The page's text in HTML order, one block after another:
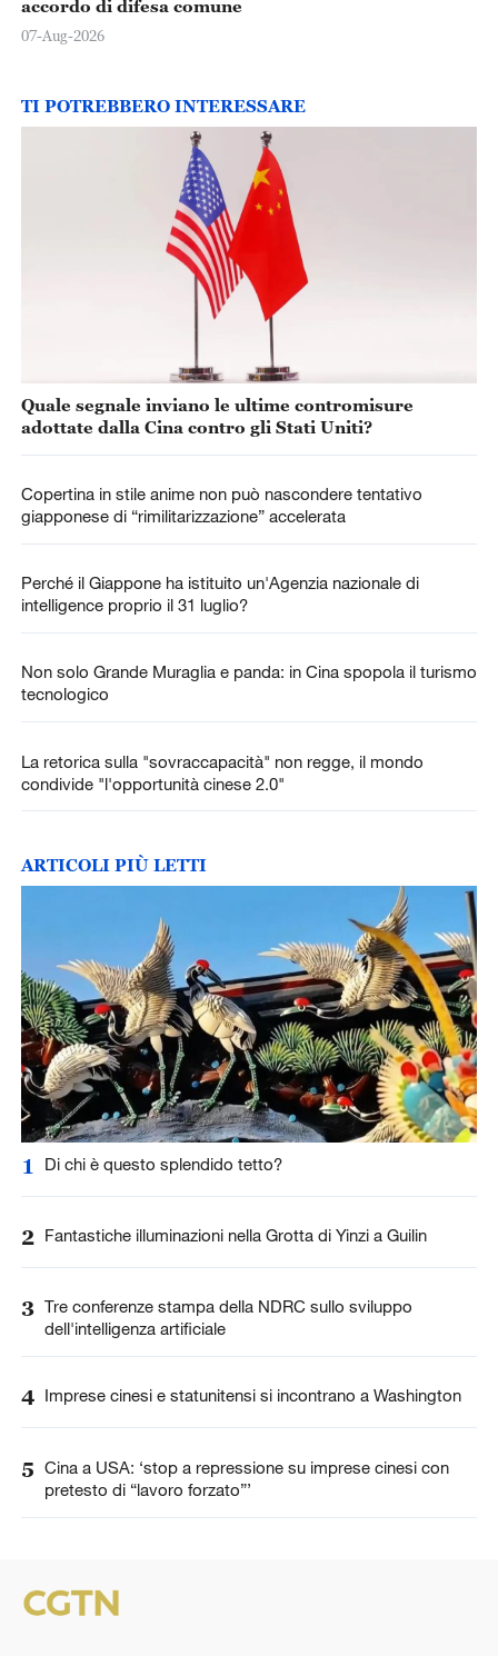
accordo di difesa comune
07-Aug-2026
TI POTREBBERO INTERESSARE
Quale segnale inviano le ultime contromisure
adottate dalla Cina contro gli Stati Uniti?
Copertina in stile anime non può nascondere tentativo
giapponese di “rimilitarizzazione” accelerata
Perché il Giappone ha istituito un'Agenzia nazionale di
intelligence proprio il 31 luglio?
Non solo Grande Muraglia e panda: in Cina spopola il turismo
tecnologico
La retorica sulla "sovraccapacità" non regge, il mondo
condivide "l'opportunità cinese 2.0"
ARTICOLI PIÙ LETTI
1 Di chi è questo splendido tetto?
2 Fantastiche illuminazioni nella Grotta di Yinzi a Guilin
3 Tre conferenze stampa della NDRC sullo sviluppo
dell'intelligenza artificiale
4 Imprese cinesi e statunitensi si incontrano a Washington
5 Cina a USA: ‘stop a repressione su imprese cinesi con
pretesto di “lavoro forzato”’